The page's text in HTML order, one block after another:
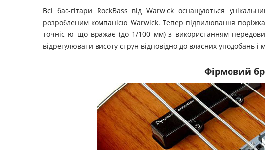
Всі бас-гітари RockBass від Warwick оснащуються
розробленим компанією Warwick. Тепер підпилювання
точністю що вражає (до 1/100 мм) з використанням
відрегулювати висоту струн відповідно до власних уподобань
Фірмовий